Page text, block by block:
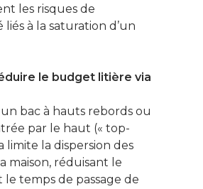
les risques de
à la saturation d’un
le budget litière via
bac à hauts rebords ou
par le haut (« top-
limite la dispersion des
maison, réduisant le
le temps de passage de